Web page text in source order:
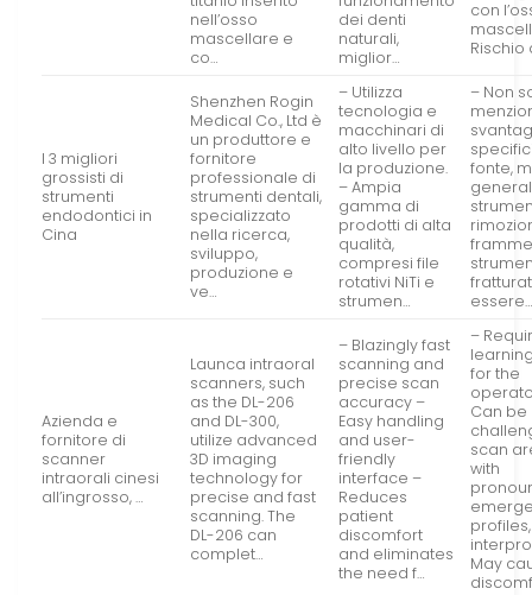
nell’osso
mascellare e
co…
dei denti
naturali,
miglior…
con
Rischio
I 3 migliori
grossisti di
strumenti
endodontici in
Cina
Shenzhen Rogin
Medical Co., Ltd è
un produttore e
fornitore
professionale di
strumenti dentali,
specializzato
nella ricerca,
sviluppo,
produzione e
ve…
– Utilizza
tecnologia e
macchinari di
alto livello per
la produzione.
– Ampia
gamma di
prodotti di alta
qualità,
compresi file
rotativi NiTi e
strumen…
– Non
fonte,
Azienda e
fornitore di
scanner
intraorali cinesi
all’ingrosso, …
Launca intraoral
scanners, such
as the DL-206
and DL-300,
utilize advanced
3D imaging
technology for
precise and fast
scanning. The
DL-206 can
complet…
– Blazingly fast
scanning and
precise scan
accuracy –
Easy handling
and user-
friendly
interface –
Reduces
patient
discomfort
and eliminates
the need f…
–
for the
Can be
scan
with
profiles,
May